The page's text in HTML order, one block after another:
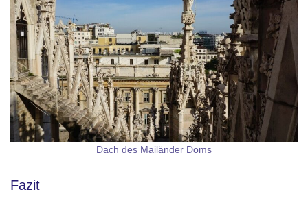
Dach des Mailänder Doms
Fazit